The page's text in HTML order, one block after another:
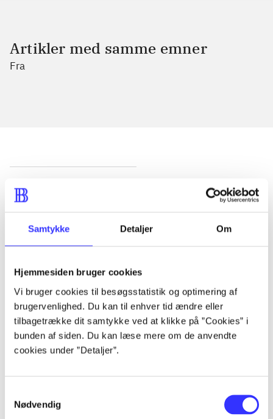
Samtykke Detaljer Om
Hjemmesiden bruger cookies
Vi bruger cookies til besøgsstatistik og optimering af
brugervenlighed. Du kan til enhver tid ændre eller
tilbagetrække dit samtykke ved at klikke på ”Cookies” i
bunden af siden. Du kan læse mere om de anvendte
cookies under ”Detaljer”.
Nødvendig
Artikler med samme emner
Fra
Artikler
Alle registrerede artikler fordelt på udgivelser
...
...